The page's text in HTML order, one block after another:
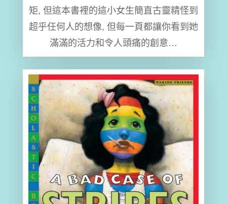
矩, 但這本書裡的這小女生簡直古靈精怪到
超乎任何人的想像, 但每一頁都讓你看到她
滿滿的活力和令人頭痛的創意…